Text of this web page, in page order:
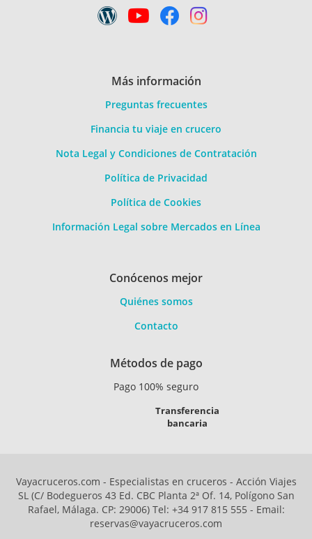
Más información
Preguntas frecuentes
Financia tu viaje en crucero
Nota Legal y Condiciones de Contratación
Política de Privacidad
Política de Cookies
Información Legal sobre Mercados en Línea
Conócenos mejor
Quiénes somos
Contacto
Métodos de pago
Pago 100% seguro
Transferencia
bancaria
Vayacruceros.com - Especialistas en cruceros - Acción Viajes
SL (C/ Bodegueros 43 Ed. CBC Planta 2ª Of. 14, Polígono San
Rafael, Málaga. CP: 29006) Tel: +34 917 815 555 - Email:
reservas@vayacruceros.com